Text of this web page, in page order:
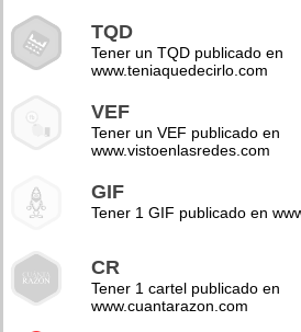
TQD
Tener un TQD publicado en
www.teniaquedecirlo.com
VEF
Tener un VEF publicado en
www.vistoenlasredes.com
GIF
Tener 1 GIF publicado en
CR
Tener 1 cartel publicado en
www.cuantarazon.com